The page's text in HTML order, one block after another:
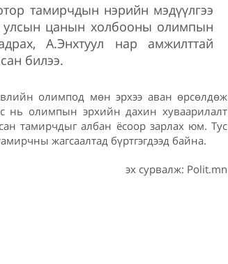
тамирчдын нэрийн мэдүүлгээ
улсын цанын холбооны олимпын
А.Энхтуул нар амжилттай
билээ.
олимпод мөн эрхээ аван өрсөлдөж
нь олимпын эрхийн дахин хуваарилалт
тамирчдыг албан ёсоор зарлах юм. Тус
жагсаалтад бүртгэгдээд байна.
эх сурвалж: Polit.mn